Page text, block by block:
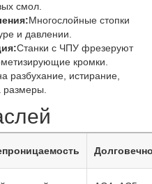
смол.
Многослойные стопки
и давлении.
Станки с ЧПУ фрезеруют
кромки.
разбухание, истирание,
размеры.